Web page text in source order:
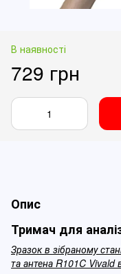
В наявності
729 грн
Опис
Тримач для
Зразок в зібраному
та антена R101C Vivald